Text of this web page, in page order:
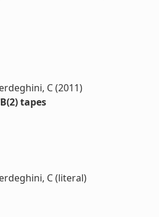
C (2011)
tapes
C (literal)